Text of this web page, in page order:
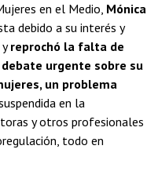
en el Medio, Mónica
debido a su interés y
yreprochó la falta de
urgente sobre su
un problema
en la
y otros profesionales
todo en